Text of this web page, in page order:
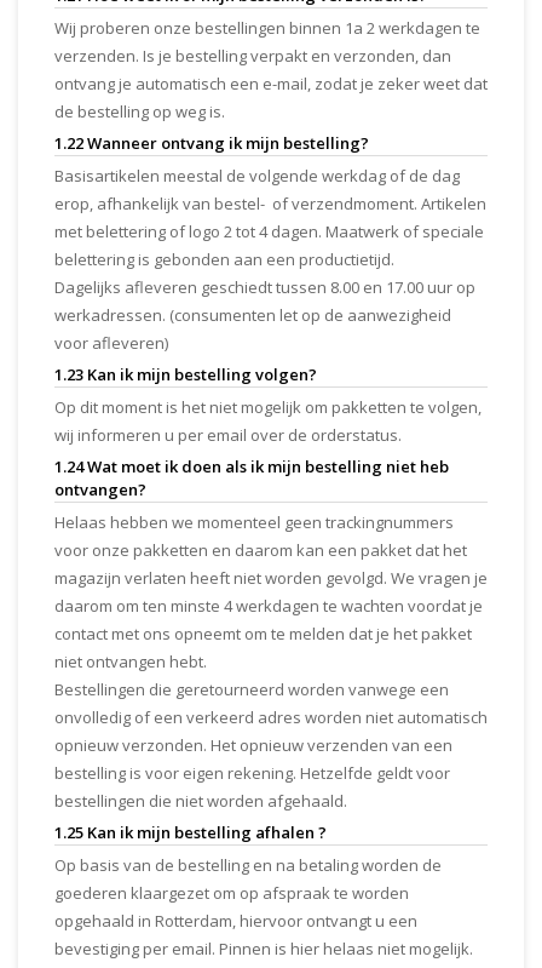
Wij proberen onze bestellingen binnen 1a 2 werkdagen te
verzenden. Is je bestelling verpakt en verzonden, dan
ontvang je automatisch een e-mail, zodat je zeker weet dat
de bestelling op weg is.
1.22 Wanneer ontvang ik mijn bestelling?
Basisartikelen meestal de volgende werkdag of de dag
erop, afhankelijk van bestel- of verzendmoment. Artikelen
met belettering of logo 2 tot 4 dagen. Maatwerk of speciale
belettering is gebonden aan een productietijd.
Dagelijks afleveren geschiedt tussen 8.00 en 17.00 uur op
werkadressen. (consumenten let op de aanwezigheid
voor afleveren)
1.23 Kan ik mijn bestelling volgen?
Op dit moment is het niet mogelijk om pakketten te volgen,
wij informeren u per email over de orderstatus.
1.24 Wat moet ik doen als ik mijn bestelling niet heb
ontvangen?
Helaas hebben we momenteel geen trackingnummers
voor onze pakketten en daarom kan een pakket dat het
magazijn verlaten heeft niet worden gevolgd. We vragen je
daarom om ten minste 4 werkdagen te wachten voordat je
contact met ons opneemt om te melden dat je het pakket
niet ontvangen hebt.
Bestellingen die geretourneerd worden vanwege een
onvolledig of een verkeerd adres worden niet automatisch
opnieuw verzonden. Het opnieuw verzenden van een
bestelling is voor eigen rekening. Hetzelfde geldt voor
bestellingen die niet worden afgehaald.
1.25 Kan ik mijn bestelling afhalen ?
Op basis van de bestelling en na betaling worden de
goederen klaargezet om op afspraak te worden
opgehaald in Rotterdam, hiervoor ontvangt u een
bevestiging per email. Pinnen is hier helaas niet mogelijk.